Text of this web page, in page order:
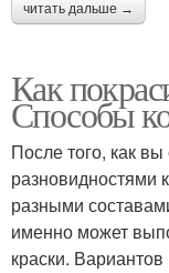
читать дальше →
Как
Способы
После того, как
разновидностями
разными
именно может
краски. Вариантов